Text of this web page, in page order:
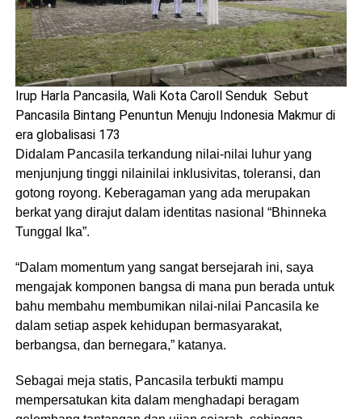
Irup Harla Pancasila, Wali Kota Caroll Senduk Sebut
Pancasila Bintang Penuntun Menuju Indonesia Makmur di
era globalisasi 173
Didalam Pancasila terkandung nilai-nilai luhur yang
menjunjung tinggi nilainilai inklusivitas, toleransi, dan
gotong royong. Keberagaman yang ada merupakan
berkat yang dirajut dalam identitas nasional “Bhinneka
Tunggal Ika”.
“Dalam momentum yang sangat bersejarah ini, saya
mengajak komponen bangsa di mana pun berada untuk
bahu membahu membumikan nilai-nilai Pancasila ke
dalam setiap aspek kehidupan bermasyarakat,
berbangsa, dan bernegara,” katanya.
Sebagai meja statis, Pancasila terbukti mampu
mempersatukan kita dalam menghadapi beragam